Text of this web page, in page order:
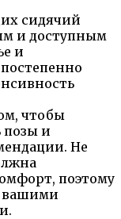
сидячий
и доступным
и
чтобы
позы и
Не
поэтому
вашими